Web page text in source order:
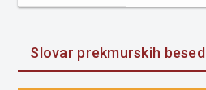
Slovar prekmurskih besed